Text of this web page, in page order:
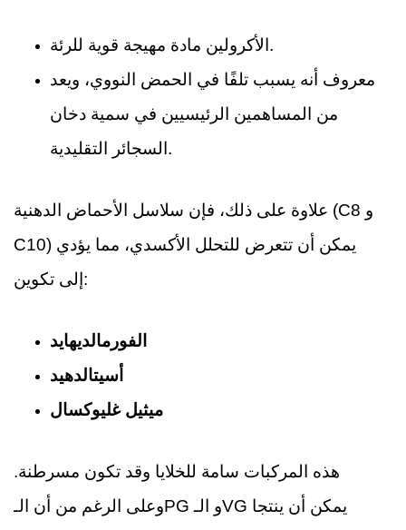
الأكرولين مادة مهيجة قوية للرئة.
معروف أنه يسبب تلفًا في الحمض النووي، ويعد
من المساهمين الرئيسيين في سمية دخان
السجائر التقليدية.
علاوة على ذلك، فإن سلاسل الأحماض الدهنية (C8 و
C10) يمكن أن تتعرض للتحلل الأكسدي، مما يؤدي
إلى تكوين:
الفورمالديهايد
أسيتالدهيد
ميثيل غليوكسال
هذه المركبات سامة للخلايا وقد تكون مسرطنة.
وعلى الرغم من أن الـPG و الـVG يمكن أن ينتجا